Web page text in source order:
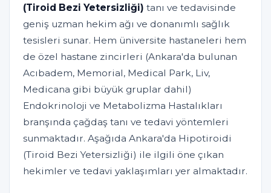
(Tiroid Bezi Yetersizliği) tanı ve tedavisinde
geniş uzman hekim ağı ve donanımlı sağlık
tesisleri sunar. Hem üniversite hastaneleri hem
de özel hastane zincirleri (Ankara'da bulunan
Acıbadem, Memorial, Medical Park, Liv,
Medicana gibi büyük gruplar dahil)
Endokrinoloji ve Metabolizma Hastalıkları
branşında çağdaş tanı ve tedavi yöntemleri
sunmaktadır. Aşağıda Ankara'da Hipotiroidi
(Tiroid Bezi Yetersizliği) ile ilgili öne çıkan
hekimler ve tedavi yaklaşımları yer almaktadır.